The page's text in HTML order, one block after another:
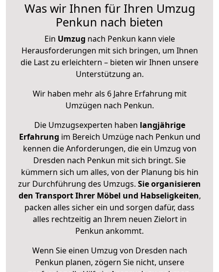
Was wir Ihnen für Ihren Umzug
Penkun nach bieten
Ein Umzug nach Penkun kann viele
Herausforderungen mit sich bringen, um Ihnen
die Last zu erleichtern – bieten wir Ihnen unsere
Unterstützung an.
Wir haben mehr als 6 Jahre Erfahrung mit
Umzügen nach Penkun.
Die Umzugsexperten haben langjährige
Erfahrung im Bereich Umzüge nach Penkun und
kennen die Anforderungen, die ein Umzug von
Dresden nach Penkun mit sich bringt. Sie
kümmern sich um alles, von der Planung bis hin
zur Durchführung des Umzugs. Sie organisieren
den Transport Ihrer Möbel und Habseligkeiten,
packen alles sicher ein und sorgen dafür, dass
alles rechtzeitig an Ihrem neuen Zielort in
Penkun ankommt.
Wenn Sie einen Umzug von Dresden nach
Penkun planen, zögern Sie nicht, unsere